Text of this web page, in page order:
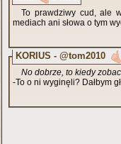
To prawdziwy cud, ale
mediach ani słowa o tym
KORIUS - @tom2010
No dobrze, to kiedy
-To o ni wyginęli? Dałbym